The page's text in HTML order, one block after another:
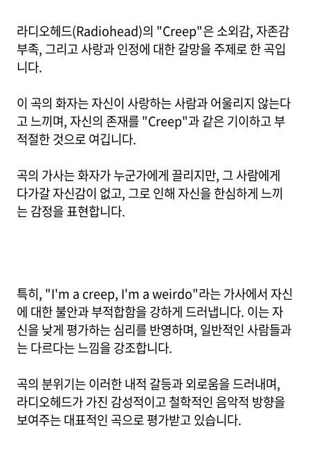
라디오헤드(Radiohead)의 "Creep"은 소외감, 자존감
부족, 그리고 사랑과 인정에 대한 갈망을 주제로 한 곡입
니다.
이 곡의 화자는 자신이 사랑하는 사람과 어울리지 않는다
고 느끼며, 자신의 존재를 "Creep"과 같은 기이하고 부
적절한 것으로 여깁니다.
곡의 가사는 화자가 누군가에게 끌리지만, 그 사람에게
다가갈 자신감이 없고, 그로 인해 자신을 한심하게 느끼
는 감정을 표현합니다.
특히, "I'm a creep, I'm a weirdo"라는 가사에서 자신
에 대한 불안과 부적합함을 강하게 드러냅니다. 이는 자
신을 낮게 평가하는 심리를 반영하며, 일반적인 사람들과
는 다르다는 느낌을 강조합니다.
곡의 분위기는 이러한 내적 갈등과 외로움을 드러내며,
라디오헤드가 가진 감성적이고 철학적인 음악적 방향을
보여주는 대표적인 곡으로 평가받고 있습니다.